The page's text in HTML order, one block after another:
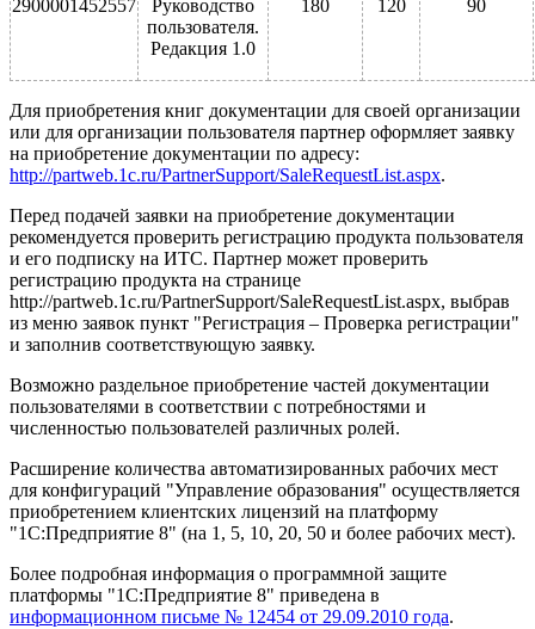
2900001452557
Руководство
пользователя.
Редакция 1.0
180 120 90
Для приобретения книг документации для своей организации
или для организации пользователя партнер оформляет заявку
на приобретение документации по адресу:
http://partweb.1c.ru/PartnerSupport/SaleRequestList.aspx.
Перед подачей заявки на приобретение документации
рекомендуется проверить регистрацию продукта пользователя
и его подписку на ИТС. Партнер может проверить
регистрацию продукта на странице
http://partweb.1c.ru/PartnerSupport/SaleRequestList.aspx, выбрав
из меню заявок пункт "Регистрация – Проверка регистрации"
и заполнив соответствующую заявку.
Возможно раздельное приобретение частей документации
пользователями в соответствии с потребностями и
численностью пользователей различных ролей.
Расширение количества автоматизированных рабочих мест
для конфигураций "Управление образования" осуществляется
приобретением клиентских лицензий на платформу
"1С:Предприятие 8" (на 1, 5, 10, 20, 50 и более рабочих мест).
Более подробная информация о программной защите
платформы "1С:Предприятие 8" приведена в
информационном письме № 12454 от 29.09.2010 года.